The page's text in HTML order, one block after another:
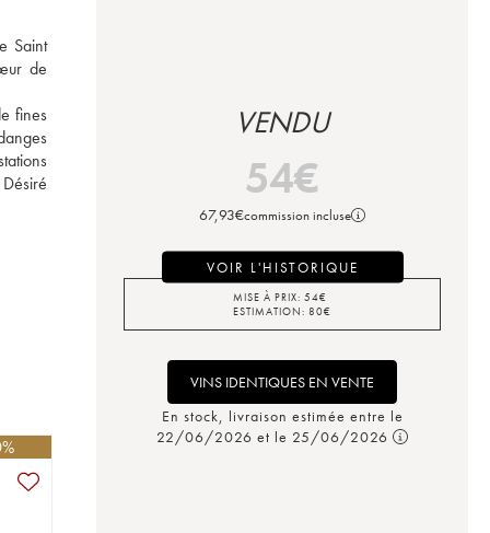
Saint
de
fines
VENDU
54€
67,93€commission incluse
VOIR L'HISTORIQUE
MISE À PRIX: 54€
ESTIMATION: 80€
VINS IDENTIQUES EN VENTE
En stock, livraison estimée entre le
22/06/2026 et le 25/06/2026